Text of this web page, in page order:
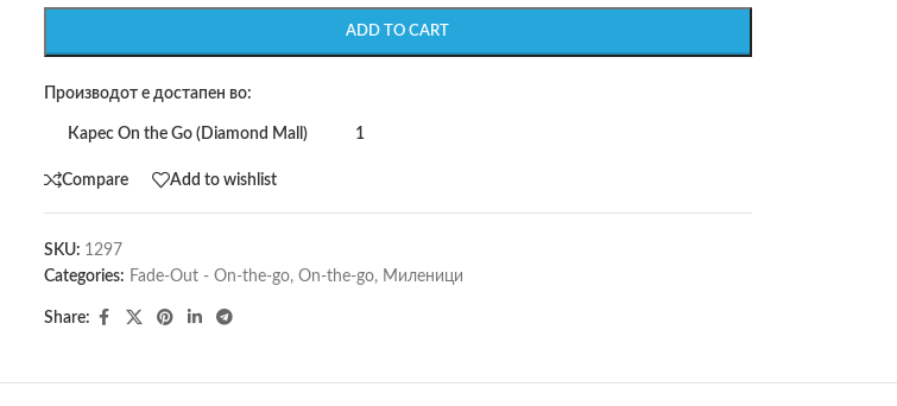
ADD TO CART
Производот е достапен во:
Карес On the Go (Diamond Mall) 1
Compare Add to wishlist
SKU: 1297
Categories: Fade-Out - On-the-go, On-the-go, Миленици
Share: